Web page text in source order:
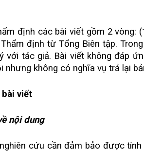
định các bài viết gồm 2 vòng:
định từ Tổng Biên tập.
với tác giả. Bài viết không đáp
nhưng không có nghĩa vụ trả lại
bài viết
nội dung
cứu cần đảm bảo được